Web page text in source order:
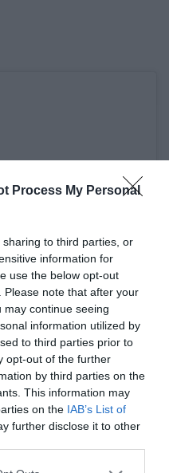
Process My Personal
to third parties, or
information for
use the below opt-out
note that after your
continue seeing
information utilized by
to third parties prior to
opt-out of the further
by third parties on the
This information may
on the IAB’s List of
further disclose it to other
uses one or more Google
az Instagramon